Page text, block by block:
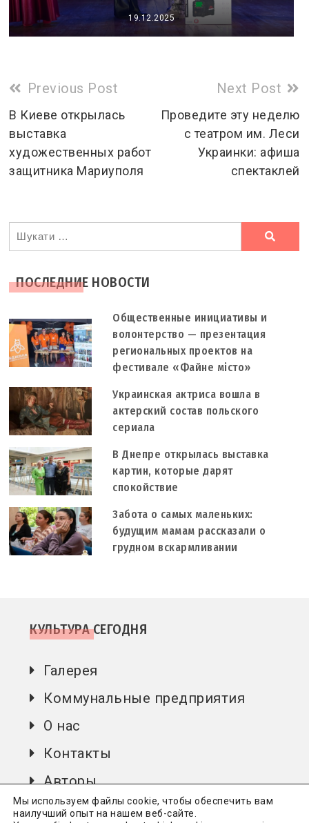
19.12.2025
Read
more
articles
Previous Post
В Киеве открылась
выставка
художественных работ
защитника Мариуполя
Next Post
Проведите эту неделю
с театром им. Леси
Украинки: афиша
спектаклей
Ви
шукали
ПОСЛЕДНИЕ НОВОСТИ
Общественные инициативы и
волонтерство — презентация
региональных проектов на
фестивале «Файне місто»
Украинская актриса вошла в
актерский состав польского
сериала
В Днепре открылась выставка
картин, которые дарят
спокойствие
Забота о самых маленьких:
будущим мамам рассказали о
грудном вскармливании
КУЛЬТУРА СЕГОДНЯ
Галерея
Коммунальные предприятия
О нас
Контакты
Авторы
Мы используем файлы cookie, чтобы обеспечить вам
наилучший опыт на нашем веб-сайте.